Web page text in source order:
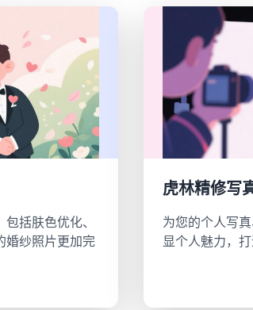
括肤色优化、
婚纱照片更加完
虎林精修写
为您的个人写
显个人魅力，